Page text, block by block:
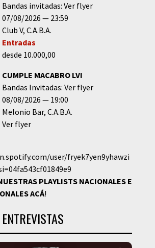
Bandas invitadas: Ver flyer
07/08/2026
23:59
Club V C.A.B.A.
Entradas
desde 10.000,00
CUMPLE MACABRO LVI
Bandas Invitadas: Ver flyer
08/08/2026
19:00
Melonio Bar C.A.B.A.
Ver flyer
user/fryek7yen9yhawzi
PLAYLISTS NACIONALES E
ACÁ!